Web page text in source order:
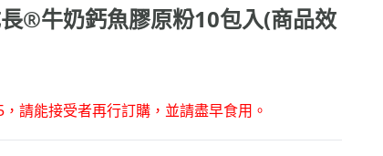
長®牛奶鈣魚膠原粉10包入(商品效
請能接受者再行訂購，並請盡早食用。